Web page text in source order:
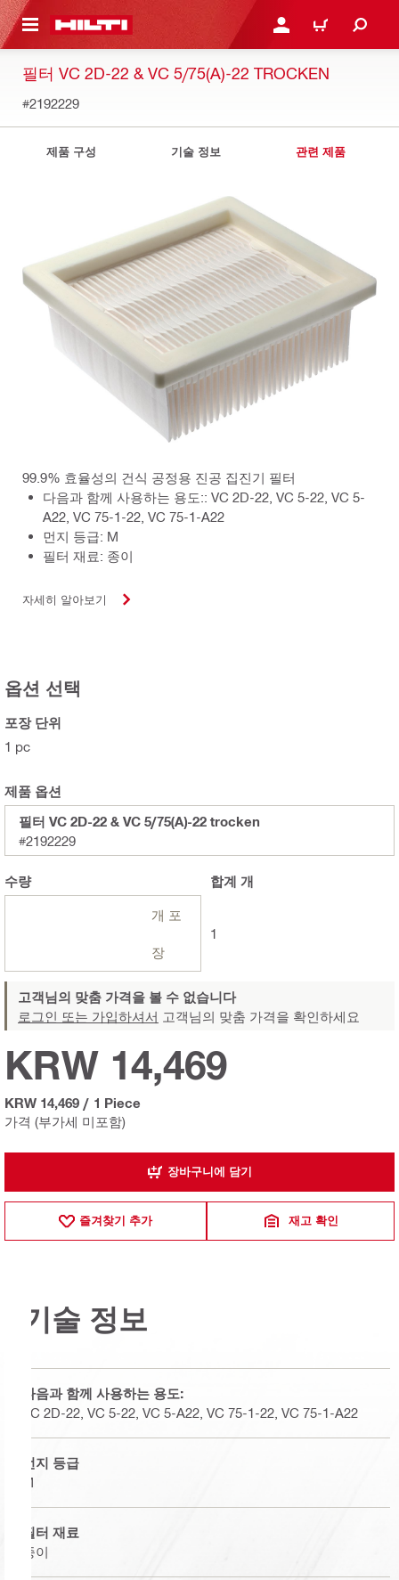
으로 건너뛰기 로그인 또는 회원가입
장바구니
필터 VC 2D-22 & VC 5/75(A)-22 TROCKEN
#2192229
제품 구성 기술 정보 관련 제품
99.9% 효율성의 건식 공정용 진공 집진기 필터
다음과 함께 사용하는 용도:: VC 2D-22, VC 5-22, VC 5-
A22, VC 75-1-22, VC 75-1-A22
먼지 등급: M
필터 재료: 종이
자세히 알아보기
옵션 선택
포장 단위
1 pc
제품 옵션
필터 VC 2D-22 & VC 5/75(A)-22 trocken
#2192229
수량
개 포
장
합계 개
1
고객님의 맞춤 가격을 볼 수 없습니다
로그인 또는 가입하셔서 고객님의 맞춤 가격을 확인하세요
가격 (부가세 미포함)
KRW 14,469
KRW 14,469 / 1 Piece
장바구니에 담기
즐겨찾기 추가 재고 확인
기술 정보
다음과 함께 사용하는 용도:
VC 2D-22, VC 5-22, VC 5-A22, VC 75-1-22, VC 75-1-A22
먼지 등급
M
필터 재료
종이